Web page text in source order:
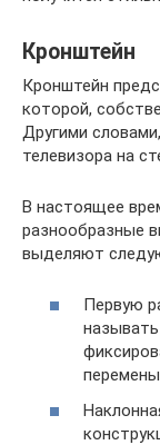
Кронштейн
Кронштейн
которой,
Другими
телевизора на
В настоящее
разнообразные
выделяют
Первую